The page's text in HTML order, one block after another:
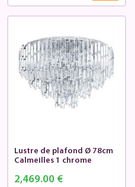
Lustre de plafond Ø 78cm
Calmeilles 1 chrome
2,469.00 €